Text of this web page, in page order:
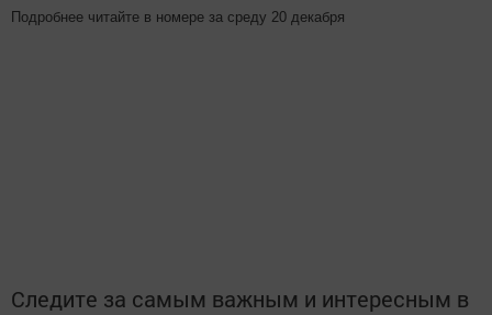
Подробнее читайте в номере за среду 20 декабря
Следите за самым важным и интересным в